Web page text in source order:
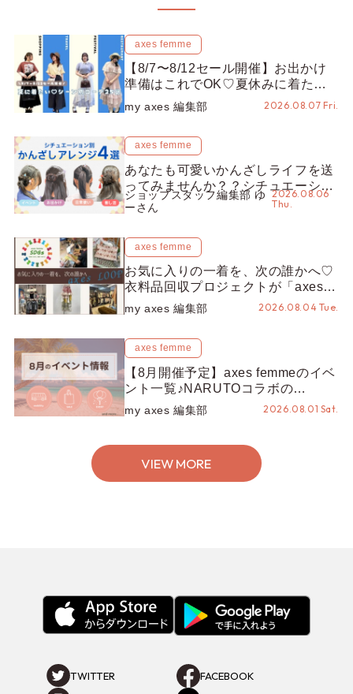
axes femme
【8/7〜8/12セール開催】お出かけ
準備はこれでOK♡夏休みに着たい
コーデ25選をシーン別に徹底解説！
my axes 編集部 2026.08.07 Fri.
axes femme
あなたも可愛いかんざしライフを送
ってみませんか？？シチュエーショ
ン別“かんざし”のオススメ【ショッ
プスタッフ編集部】
ショップスタッフ編集部 ゆ
ーさん
2026.08.06
Thu.
axes femme
お気に入りの一着を、次の誰かへ♡
衣料品回収プロジェクトが「axes
LOOP」にアップデート！活用する
とポイントが手に入る◎
my axes 編集部 2026.08.04 Tue.
axes femme
【8月開催予定】axes femmeのイベ
ント一覧♪NARUTOコラボの
REZEN POPUPから、プチYour
Stage.、ティーパーティまで！8月
my axes 編集部 2026.08.01 Sat.
VIEW MORE
TWITTER
FACEBOOK